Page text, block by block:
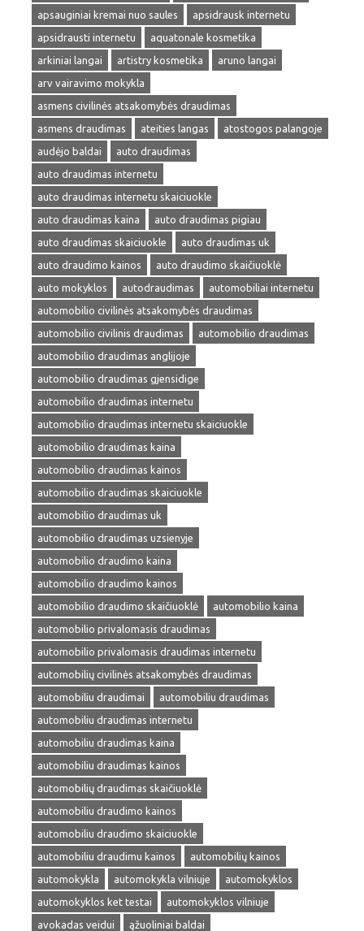
apsauginiai kremai nuo saules
apsidrausk internetu
apsidrausti internetu
aquatonale kosmetika
arkiniai langai
artistry kosmetika
aruno langai
arv vairavimo mokykla
asmens civilinės atsakomybės draudimas
asmens draudimas
ateities langas
atostogos palangoje
audėjo baldai
auto draudimas
auto draudimas internetu
auto draudimas internetu skaiciuokle
auto draudimas kaina
auto draudimas pigiau
auto draudimas skaiciuokle
auto draudimas uk
auto draudimo kainos
auto draudimo skaičiuoklė
auto mokyklos
autodraudimas
automobiliai internetu
automobilio civilinės atsakomybės draudimas
automobilio civilinis draudimas
automobilio draudimas
automobilio draudimas anglijoje
automobilio draudimas gjensidige
automobilio draudimas internetu
automobilio draudimas internetu skaiciuokle
automobilio draudimas kaina
automobilio draudimas kainos
automobilio draudimas skaiciuokle
automobilio draudimas uk
automobilio draudimas uzsienyje
automobilio draudimo kaina
automobilio draudimo kainos
automobilio draudimo skaičiuoklė
automobilio kaina
automobilio privalomasis draudimas
automobilio privalomasis draudimas internetu
automobilių civilinės atsakomybės draudimas
automobiliu draudimai
automobiliu draudimas
automobiliu draudimas internetu
automobiliu draudimas kaina
automobiliu draudimas kainos
automobilių draudimas skaičiuoklė
automobiliu draudimo kainos
automobiliu draudimo skaiciuokle
automobiliu draudimu kainos
automobilių kainos
automokykla
automokykla vilniuje
automokyklos
automokyklos ket testai
automokyklos vilniuje
avokadas veidui
ąžuoliniai baldai